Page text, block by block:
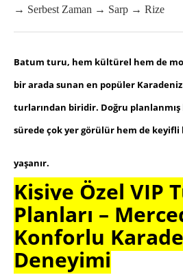
→ Serbest Zaman → Sarp → Rize
Batum turu, hem kültürel hem de
bir arada sunan en popüler Karadeniz
turlarından biridir. Doğru planlanmış
sürede çok yer görülür hem de
yaşanır.
Kişiye Özel VIP
Planları –
Konforlu
Deneyimi